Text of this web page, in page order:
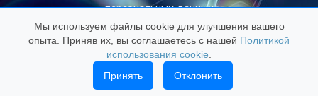
персональных данных
Пользовательское соглашение
Публичная оферта
Политика использования файлов Cookie
Мы используем файлы cookie для улучшения вашего
опыта. Приняв их, вы соглашаетесь с нашей Политикой
использования cookie
Принять
Отклонить